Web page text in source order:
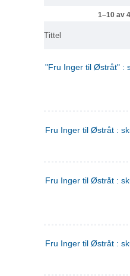
1–10 av
Tittel
"Fru Inger til Østråt" :
Fru Inger til Østråt :
Fru Inger til Østråt :
Fru Inger til Østråt :